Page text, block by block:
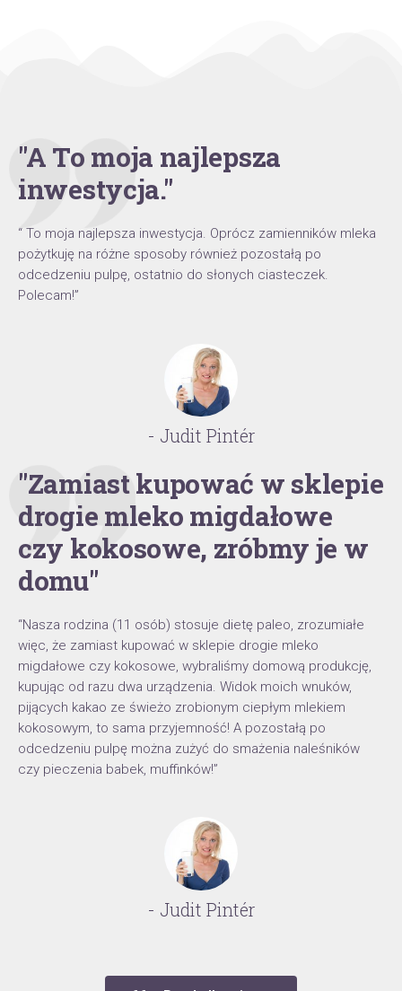
"A To moja najlepsza
inwestycja."
“ To moja najlepsza inwestycja. Oprócz zamienników mleka
pożytkuję na różne sposoby również pozostałą po
odcedzeniu pulpę, ostatnio do słonych ciasteczek.
Polecam!”
- Judit Pintér
"Zamiast kupować w sklepie
drogie mleko migdałowe
czy kokosowe, zróbmy je w
domu"
“Nasza rodzina (11 osób) stosuje dietę paleo, zrozumiałe
więc, że zamiast kupować w sklepie drogie mleko
migdałowe czy kokosowe, wybraliśmy domową produkcję,
kupując od razu dwa urządzenia. Widok moich wnuków,
pijących kakao ze świeżo zrobionym ciepłym mlekiem
kokosowym, to sama przyjemność! A pozostałą po
odcedzeniu pulpę można zużyć do smażenia naleśników
czy pieczenia babek, muffinków!”
- Judit Pintér